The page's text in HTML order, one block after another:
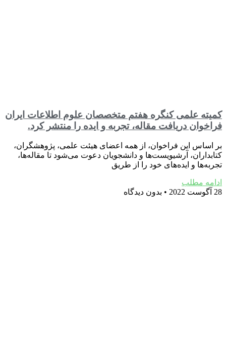
کمیته علمی کنگره هفتم متخصصان علوم اطلاعات ایران
فراخوان دریافت مقاله، تجربه و ایده را منتشر کرد.
بر اساس این فراخوان، از همه اعضای هیئت علمی، پژوهشگران،
کتابداران، آرشیویست‌ها و دانشجویان دعوت می‌شود تا مقاله‌ها،
تجربه‌ها و ایده‌های خود را از طریق
ادامه مطلب
28 آگوست 2022
بدون دیدگاه